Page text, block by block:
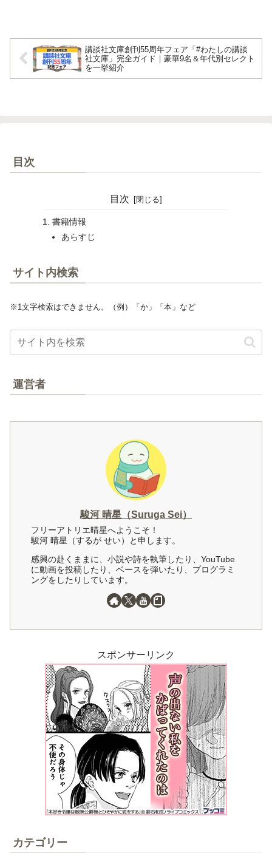
講談社文庫創刊55周年フェア「#わたしの講談
社文庫」完全ガイド｜豪華9名＆年代別セレクト
を一挙紹介
目次
目次
書籍情報
あらすじ
サイト内検索
※1文字検索はできません。（例）「か」「本」など
運営者
駿河 晴星（Suruga Sei）
フリーアトリエ晴星へようこそ！
駿河 晴星（するが せい）と申します。
感興の赴くままに、小説や詩を執筆したり、YouTube
に動画を投稿したり、ベースを弾いたり、プログラミ
ングをしたりしています。
スポンサーリンク
カテゴリー